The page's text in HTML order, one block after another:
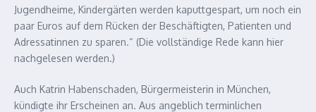
Jugendheime, Kindergärten werden kaputtgespart, um noch ein
paar Euros auf dem Rücken der Beschäftigten, Patienten und
Adressatinnen zu sparen.“ (Die vollständige Rede kann hier
nachgelesen werden.)
Auch Katrin Habenschaden, Bürgermeisterin in München,
kündigte ihr Erscheinen an. Aus angeblich terminlichen